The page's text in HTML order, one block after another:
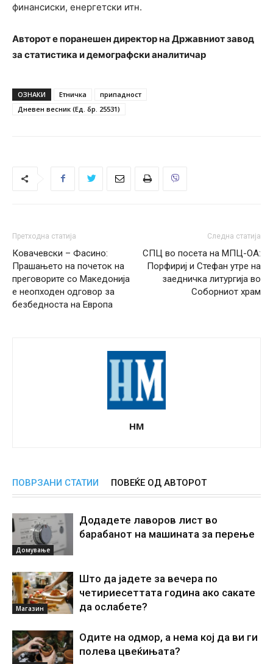
финансиски, енергетски итн.
Авторот е поранешен директор на Државниот завод
за статистика и демографски аналитичар
ОЗНАКИ Етничка
припадност
Дневен весник (Ед. бр. 25531)
Претходна статија
Ковачевски – Фасино:
Прашањето на почеток на
преговорите со Македонија
е неопходен одговор за
безбедноста на Европа
Следна статија
СПЦ во посета на МПЦ-ОА:
Порфириј и Стефан утре на
заедничка литургија во
Соборниот храм
НМ
ПОВРЗАНИ СТАТИИ ПОВЕЌЕ ОД АВТОРОТ
Домување
Додадете лаворов лист во
барабанот на машината за перење
Магазин
Што да јадете за вечера по
четириесеттата година ако сакате
да ослабете?
Одите на одмор, а нема кој да ви ги
полева цвеќињата?